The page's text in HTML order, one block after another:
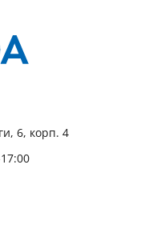
6, корп. 4